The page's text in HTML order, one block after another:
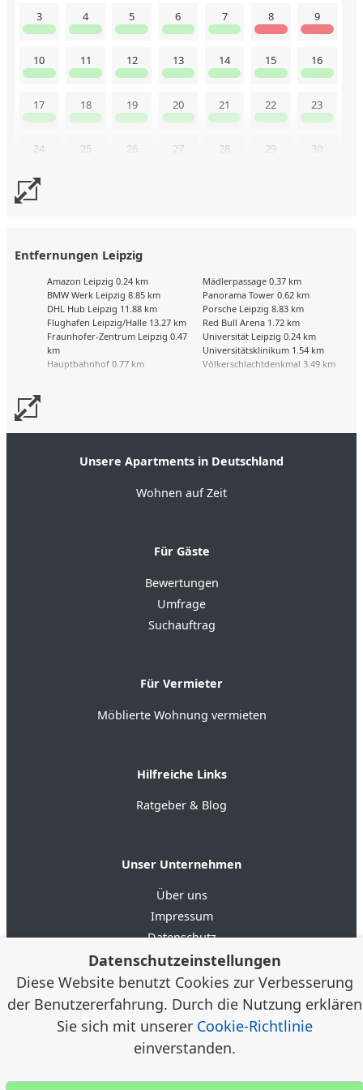
3 4 5 6 7 8 9
10 11 12 13 14 15 16
17 18 19 20 21 22 23
24 25 26 27 28 29 30
Entfernungen Leipzig
Amazon Leipzig 0.24 km
BMW Werk Leipzig 8.85 km
DHL Hub Leipzig 11.88 km
Flughafen Leipzig/Halle 13.27 km
Fraunhofer-Zentrum Leipzig 0.47
km
Hauptbahnhof 0.77 km
Mädlerpassage 0.37 km
Panorama Tower 0.62 km
Porsche Leipzig 8.83 km
Red Bull Arena 1.72 km
Universität Leipzig 0.24 km
Universitätsklinikum 1.54 km
Völkerschlachtdenkmal 3.49 km
Unsere Apartments in Deutschland
Wohnen auf Zeit
Für Gäste
Bewertungen
Umfrage
Suchauftrag
Für Vermieter
Möblierte Wohnung vermieten
Hilfreiche Links
Ratgeber & Blog
Unser Unternehmen
Über uns
Impressum
Datenschutz
AGB
Google Bewertungen 4.6 ★★★★★
★★★★★ (20)
Datenschutzeinstellungen
Diese Website benutzt Cookies zur Verbesserung
der Benutzererfahrung. Durch die Nutzung erklären
Sie sich mit unserer Cookie-Richtlinie
einverstanden.